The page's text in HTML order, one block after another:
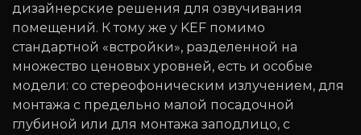
дизайнерские решения для озвучивания
помещений. К тому же у KEF помимо
стандартной «встройки», разделенной на
множество ценовых уровней, есть и особые
модели: со стереофоническим излучением, для
монтажа с предельно малой посадочной
глубиной или для монтажа заподлицо, с